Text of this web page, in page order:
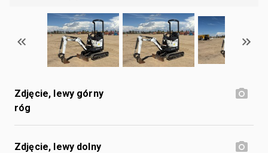
Zdjęcie, lewy górny
róg
Zdjęcie, lewy dolny